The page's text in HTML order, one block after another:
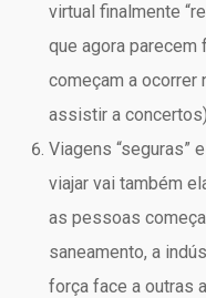
virtual finalmente
que agora parecem
começam a ocorrer
assistir a
Viagens “seguras”
viajar vai também
as pessoas
saneamento, a
força face a outras